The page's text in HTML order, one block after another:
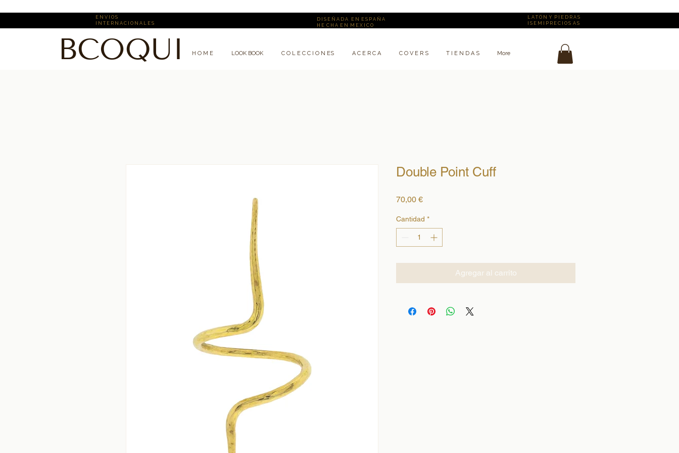
E N V I O S ​
I N T E R N A C I O N A L E S
D I S E Ñ A D A E N E S P A Ñ A
H E C H A E N M E X I C O
L A T Ó N Y P I E D R A S
I S E M I P R E C I O S A S
H O M E LOOK BOOK C O L E C C I O N ES A C E R C A C O V E R S T I E N D A S More
BCOQUI
Double Point Cuff
70,00 €Precio
Cantidad *
Agregar al carrito